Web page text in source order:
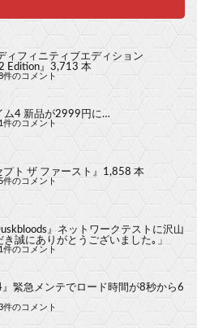
ィフィニティブエディション
Edition』3,713 本
件のコメント
ム4 新品が2999円に…
件のコメント
プト ザ ファースト』1,858 本
件のコメント
』ネットワークテストに沢山
誠にありがとうございました｡」
件のコメント
緊急メンテでロード時間が8秒から6
件のコメント